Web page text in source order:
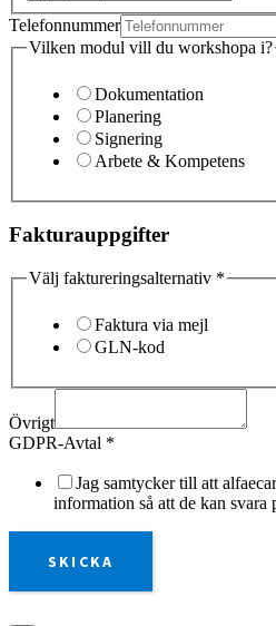
Telefonnummer
Vilken modul vill du workshopa i?
Dokumentation
Planering
Signering
Arbete & Kompetens
Fakturauppgifter
Välj faktureringsalternativ *
Faktura via mejl
GLN-kod
Övrigt
GDPR-Avtal *
Jag samtycker till att
information så att de kan svara
SKICKA